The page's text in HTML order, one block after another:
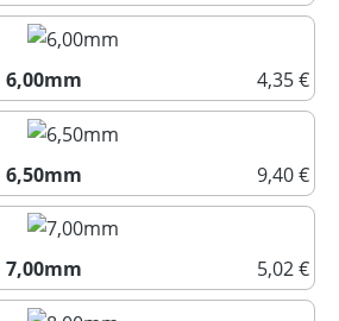
5,50mm
6,00mm
4,35 €
6,00mm
6,50mm
9,40 €
6,50mm
7,00mm
5,02 €
7,00mm